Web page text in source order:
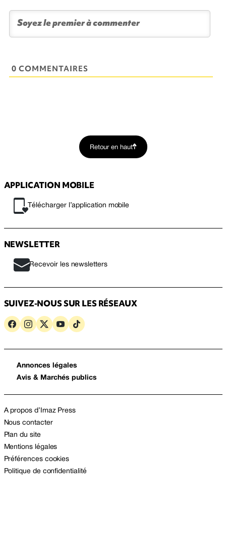
0 COMMENTAIRES
Retour en haut
APPLICATION MOBILE
Télécharger l’application mobile
NEWSLETTER
Recevoir les newsletters
SUIVEZ-NOUS SUR LES RÉSEAUX
Annonces légales
Avis & Marchés publics
A propos d’Imaz Press
Nous contacter
Plan du site
Mentions légales
Préférences cookies
Politique de confidentialité